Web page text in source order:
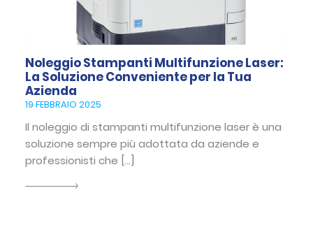
Noleggio Stampanti Multifunzione Laser:
La Soluzione Conveniente per la Tua
Azienda
19 FEBBRAIO 2025
Il noleggio di stampanti multifunzione laser è una
soluzione sempre più adottata da aziende e
professionisti che […]